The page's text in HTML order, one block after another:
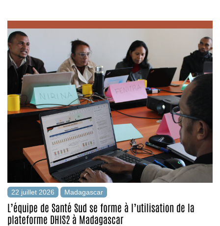
22 juillet 2026 Madagascar
L’équipe de Santé Sud se forme à l’utilisation de la
plateforme DHIS2 à Madagascar